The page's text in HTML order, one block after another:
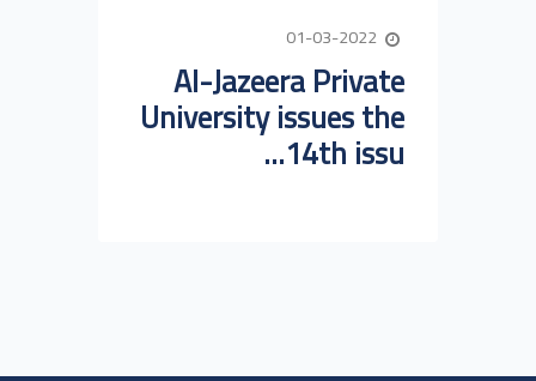
Al-Jazeera Private
University issues the
14th issu...